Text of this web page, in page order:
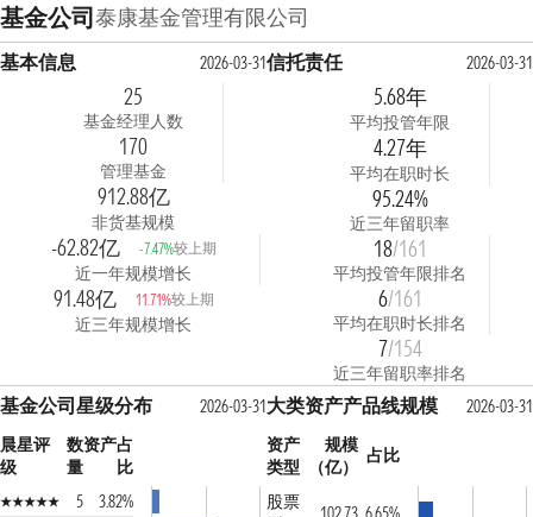
基金公司泰康基金管理有限公司
基本信息 2026-03-31
25
基金经理人数
170
管理基金
912.88亿
非货基规模
-62.82亿 -7.47%较上期
近一年规模增长
91.48亿 11.71%较上期
近三年规模增长
信托责任 2026-03-31
5.68年
平均投管年限
4.27年
平均在职时长
95.24%
近三年留职率
18/161
平均投管年限排名
6/161
平均在职时长排名
7/154
近三年留职率排名
基金公司星级分布
2026-03-31
晨星评
级
数
量
资产占
比
5
3.82%
大类资产产品线规模
2026-03-31
资产
类型
规模
（亿）
占比
股票